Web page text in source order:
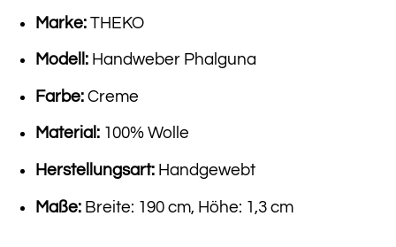
Marke:THEKO
Modell:Handweber Phalguna
Farbe:Creme
Material:100% Wolle
Herstellungsart:Handgewebt
Maße:Breite: 190 cm, Höhe: 1,3 cm